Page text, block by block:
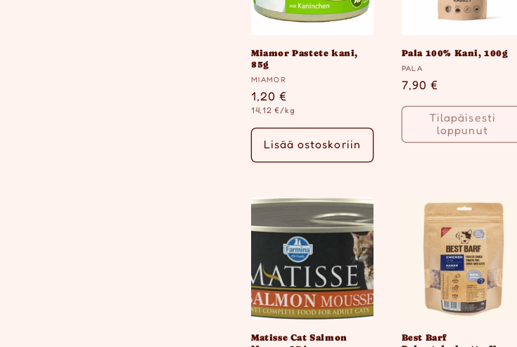
Miamor Pastete kani,
85g
Myyjä:
MIAMOR
Normaalihinta
1,20 €
Yksikköhinta
14,12 €/kg
Lisää ostoskoriin
Pala 100% Kani, 100g
Myyjä:
PALA
Normaalihinta
7,90 €
Tilapäisesti
loppunut
Matisse Cat Salmon
Best Barf